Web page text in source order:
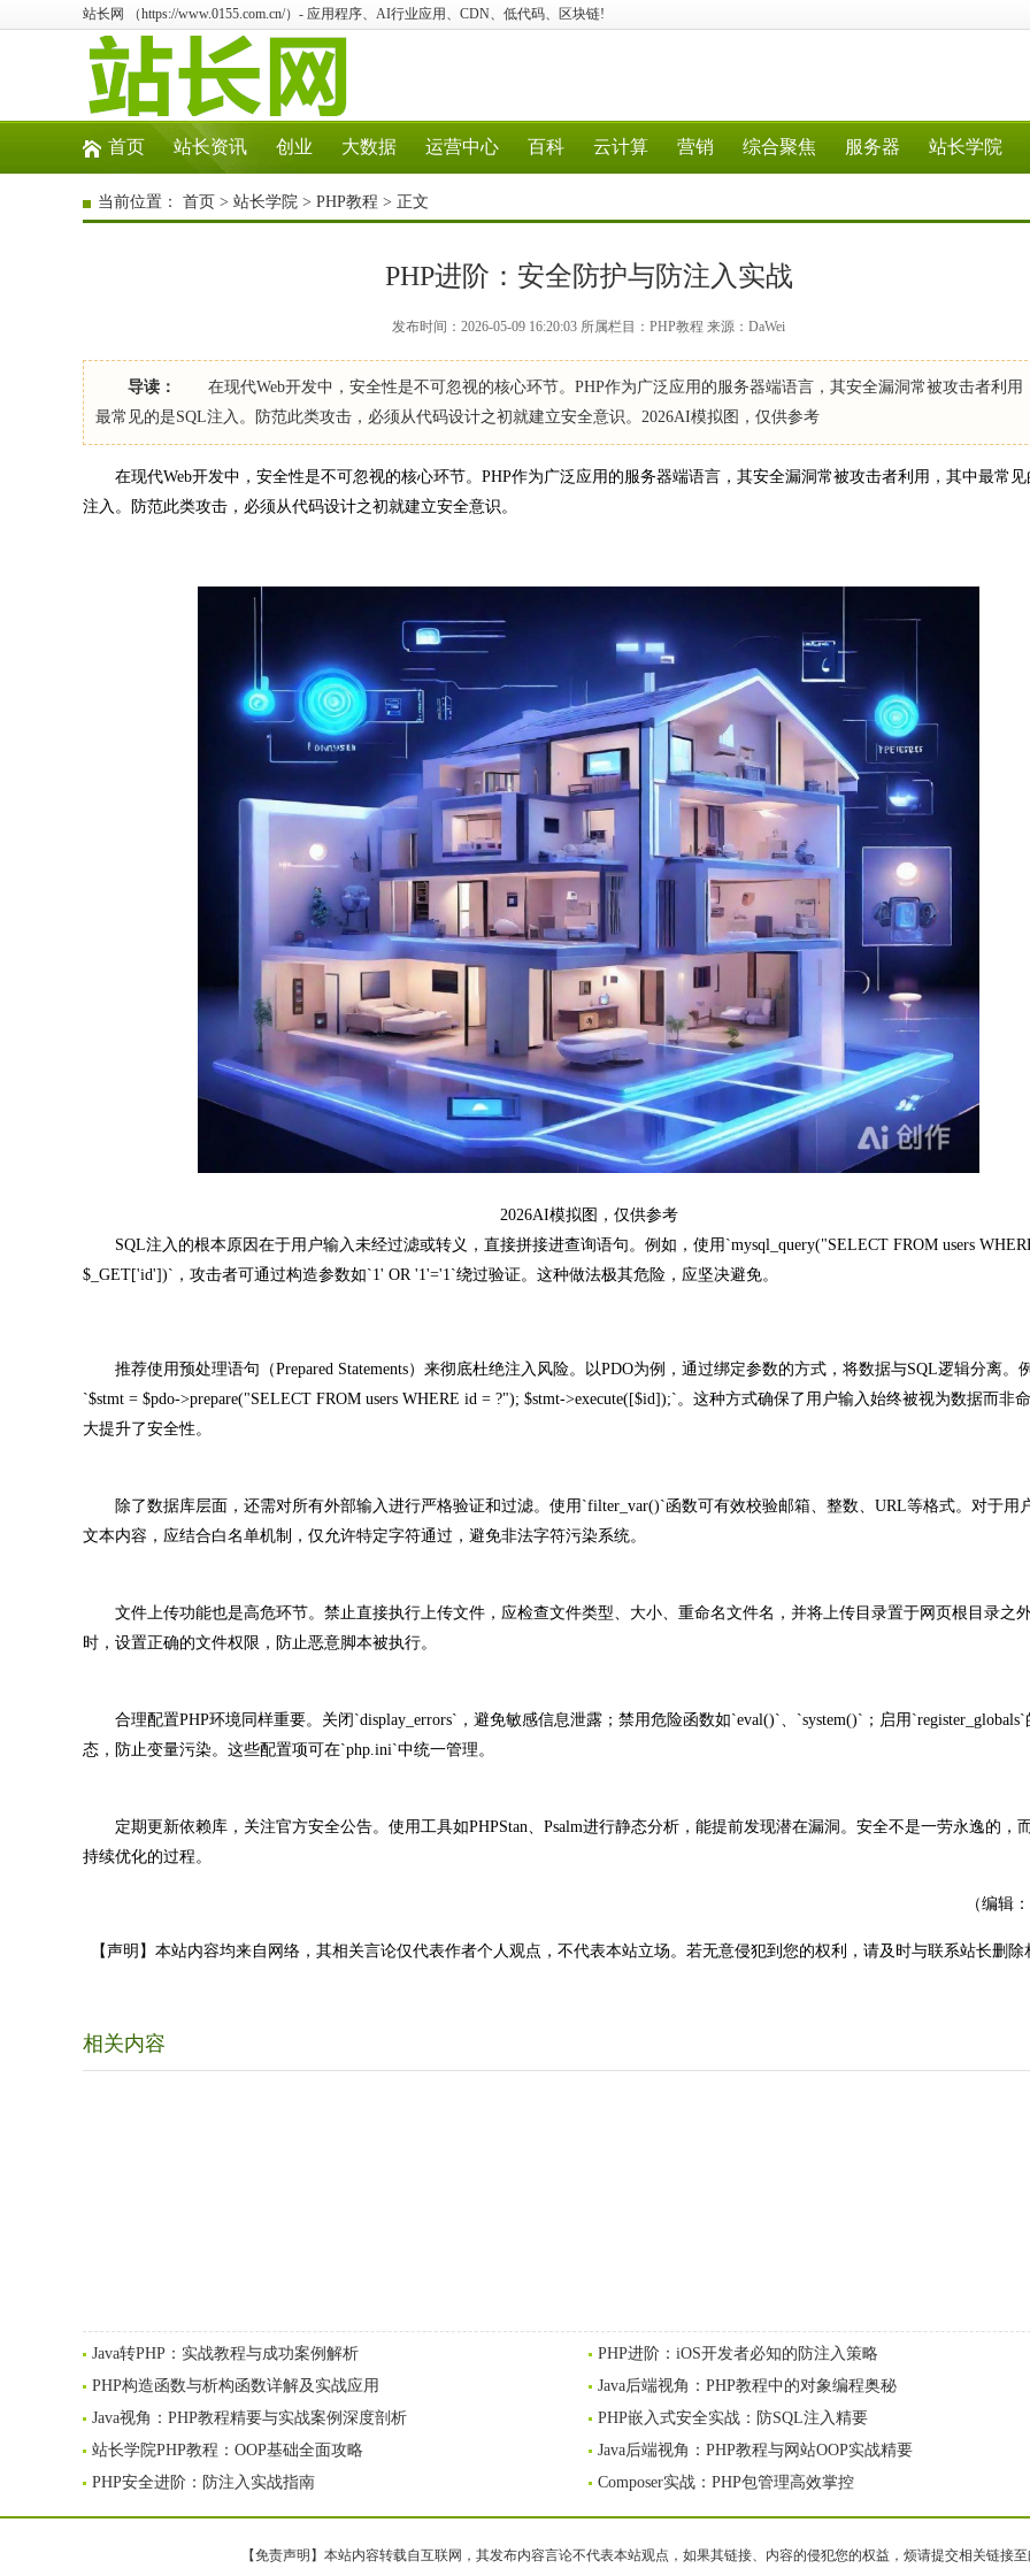
站长网 （https://www.0155.com.cn/）- 应用程序、AI行业应用、CDN、低代码、区块链!
首页 站长资讯 创业 大数据 运营中心 百科 云计算 营销 综合聚焦 服务器 站长学院
当前位置： 首页 > 站长学院 > PHP教程 > 正文
PHP进阶：安全防护与防注入实战
发布时间：2026-05-09 16:20:03 所属栏目：PHP教程 来源：DaWei
导读：
在现代Web开发中，安全性是不可忽视的核心环节。PHP作为广泛应用的服务器端语言，其安全漏洞常被攻击者利用
最常见的是SQL注入。防范此类攻击，必须从代码设计之初就建立安全意识。2026AI模拟图，仅供参考
在现代Web开发中，安全性是不可忽视的核心环节。PHP作为广泛应用的服务器端语言，其安全漏洞常被攻击者利用，其中最常见
注入。防范此类攻击，必须从代码设计之初就建立安全意识。
2026AI模拟图，仅供参考
SQL注入的根本原因在于用户输入未经过滤或转义，直接拼接进查询语句。例如，使用`mysql_query("SELECT FROM users
$_GET['id'])`，攻击者可通过构造参数如`1' OR '1'='1`绕过验证。这种做法极其危险，应坚决避免。
推荐使用预处理语句（Prepared Statements）来彻底杜绝注入风险。以PDO为例，通过绑定参数的方式，将数据与SQL逻辑分离。
`$stmt = $pdo->prepare("SELECT FROM users WHERE id = ?"); $stmt->execute([$id]);`。这种方式确保了用户输入始终被视为数据而非
大提升了安全性。
除了数据库层面，还需对所有外部输入进行严格验证和过滤。使用`filter_var()`函数可有效校验邮箱、整数、URL等格式。对于用
文本内容，应结合白名单机制，仅允许特定字符通过，避免非法字符污染系统。
文件上传功能也是高危环节。禁止直接执行上传文件，应检查文件类型、大小、重命名文件名，并将上传目录置于网页根目录之
时，设置正确的文件权限，防止恶意脚本被执行。
合理配置PHP环境同样重要。关闭`display_errors`，避免敏感信息泄露；禁用危险函数如`eval()`、`system()`；启用`register_globals`
态，防止变量污染。这些配置项可在`php.ini`中统一管理。
定期更新依赖库，关注官方安全公告。使用工具如PHPStan、Psalm进行静态分析，能提前发现潜在漏洞。安全不是一劳永逸的，
持续优化的过程。
（编辑
【声明】本站内容均来自网络，其相关言论仅代表作者个人观点，不代表本站立场。若无意侵犯到您的权利，请及时与联系站长删除
相关内容
Java转PHP：实战教程与成功案例解析
PHP进阶：iOS开发者必知的防注入策略
PHP构造函数与析构函数详解及实战应用
Java后端视角：PHP教程中的对象编程奥秘
Java视角：PHP教程精要与实战案例深度剖析
PHP嵌入式安全实战：防SQL注入精要
站长学院PHP教程：OOP基础全面攻略
Java后端视角：PHP教程与网站OOP实战精要
PHP安全进阶：防注入实战指南
Composer实战：PHP包管理高效掌控
【免责声明】本站内容转载自互联网，其发布内容言论不代表本站观点，如果其链接、内容的侵犯您的权益，烦请提交相关链接至